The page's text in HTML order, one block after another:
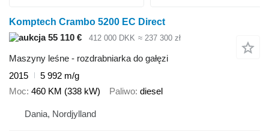
Komptech Crambo 5200 EC Direct
55 110 €
412 000 DKK ≈ 237 300 zł
Maszyny leśne - rozdrabniarka do gałęzi
2015
5 992 m/g
Moc 460 KM (338 kW) Paliwo diesel
Dania, Nordjylland